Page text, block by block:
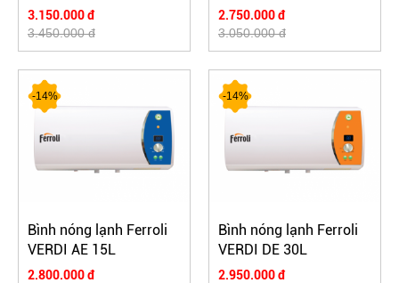
3.150.000 đ
3.450.000 đ
2.750.000 đ
3.050.000 đ
-14%
Bình nóng lạnh Ferroli
VERDI AE 15L
2.800.000 đ
-14%
Bình nóng lạnh Ferroli
VERDI DE 30L
2.950.000 đ